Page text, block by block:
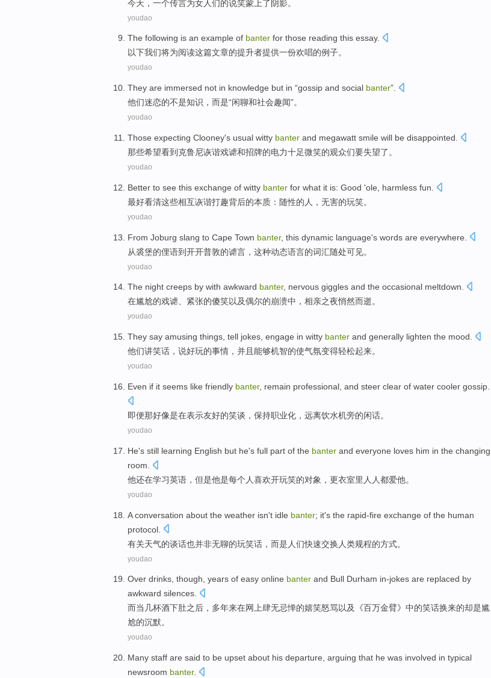
今天 ，一个传言为女人们的说笑蒙 上了阴影。
youdao
The following is an example of banter for those reading this essay.
以下我们将为阅读这篇文章的提升者提供一份欢唱的例子。
youdao
They are immersed not in knowledge but in “gossip and social banter”.
他们迷恋的不是知识 ， 而是“闲聊和社会趣闻”。
youdao
Those expecting Clooney's usual witty banter and megawatt smile will be disappointed
那些希望看到 克鲁尼诙谐戏谑和招牌的电力十足微笑的观众们要失望了 。
youdao
Better to see this exchange of witty banter for what it is: Good 'ole, harmless fun
最好看清这些相互诙谐打趣背后的本质：随性的人， 无害的玩笑。
youdao
From Joburg slang to Cape Town banter, this dynamic language's words are everywhere
从裘堡的俚语到开开普敦的谑言 ， 这种动态语言的词汇随处可见。
youdao
The night creeps by with awkward banter, nervous giggles and the occasional meltdown.
在尴尬的戏谑、 紧张的傻笑以及偶尔的崩溃中，相亲之夜悄然而逝。
youdao
They say amusing things tell jokes engage in witty banter and generally lighten the mood
他们讲笑话 ， 说好玩的事情 ， 并且 能够机智的使气氛变得轻松起来。
youdao
Even if it seems like friendly banter, remain professional , and steer clear of water cooler gossip
即便那好像是在表示友好的笑谈 ， 保持职业化 ， 远离饮水机旁的闲话。
youdao
He's still learning English but he's full part of the banter and everyone loves him in the changing
room.
他还在学习英语 ， 但是他是每个 人喜欢开玩笑的对象， 更衣室里人人都爱他。
youdao
Aconversation about the weather isn't idle banter; it's the rapid-fire exchange of the human
protocol.
有关天气的谈话也并非无聊的玩笑话 ，而是人们快速交换 人类规程的方式。
youdao
Over drinks, though, years of easy online banter and Bull Durham in-jokes are replaced by
awkward silences.
而当 几杯酒下肚之后， 多年来在网上肆无忌惮的嬉笑怒骂以及 《百万金臂》中的笑话换来的却是尴
尬的沉默。
youdao
Many staff are said to be upset about his departure arguing that he was involved in typical
newsroom banter.